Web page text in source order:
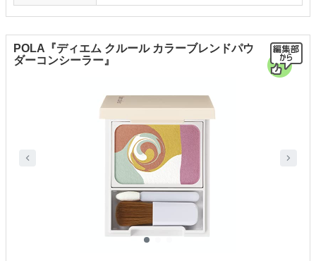
POLA『ディエム クルール カラーブレンドパウ
ダーコンシーラー』